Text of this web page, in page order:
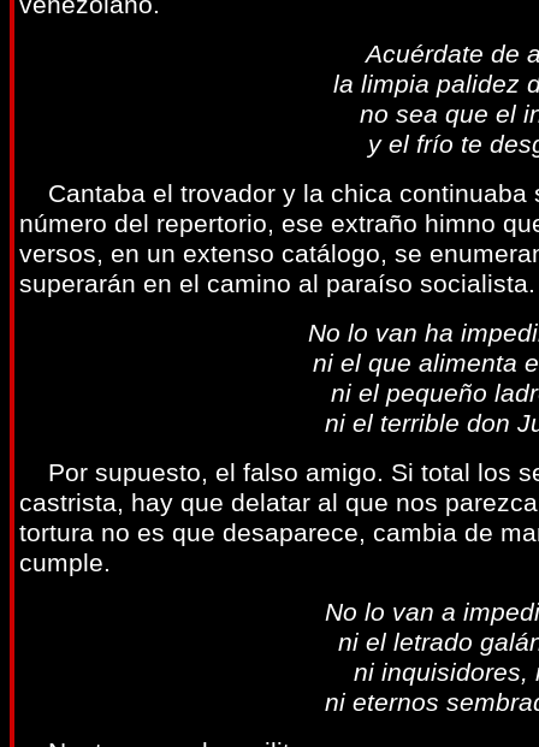
Acuérdate de
la limpia palidez
no sea que el
y el frío te
Cantaba el trovador y la chica continuaba
número del repertorio, ese extraño himno
versos, en un extenso catálogo, se
superarán en el camino al paraíso socialista.
No lo van ha
ni el que alimenta
ni el pequeño
ni el terrible don
Por supuesto, el falso amigo. Si total los
castrista, hay que delatar al que nos
tortura no es que desaparece, cambia de
cumple.
No lo van a
ni el letrado
ni inquisidores,
ni eternos